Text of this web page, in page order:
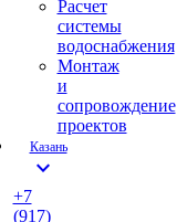
Расчет
системы
водоснабжения
Монтаж
и
сопровождение
проектов
Казань
expand_more
+7
(917)